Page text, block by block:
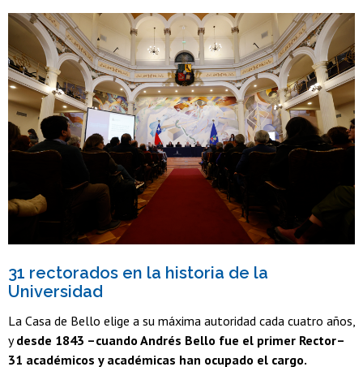
31 rectorados en la historia de la
Universidad
La Casa de Bello elige a su máxima autoridad cada cuatro años,
ydesde 1843 –cuando Andrés Bello fue el primer Rector–
31 académicos y académicas han ocupado el cargo.